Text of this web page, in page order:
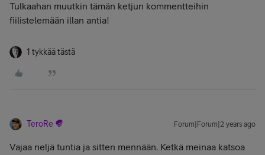
Tulkaahan muutkin tämän ketjun kommentteihin
fiilistelemään illan antia!
1 tykkää tästä
TeroRe Forum|Forum|2 years ago
Vajaa neljä tuntia ja sitten mennään. Ketkä meinaa katsoa